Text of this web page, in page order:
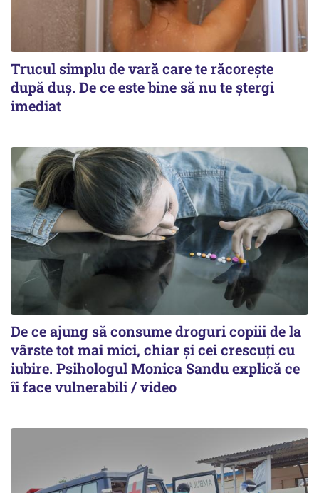
Trucul simplu de vară care te răcorește
după duș. De ce este bine să nu te ștergi
imediat
De ce ajung să consume droguri copiii de la
vârste tot mai mici, chiar și cei crescuți cu
iubire. Psihologul Monica Sandu explică ce
îi face vulnerabili / video